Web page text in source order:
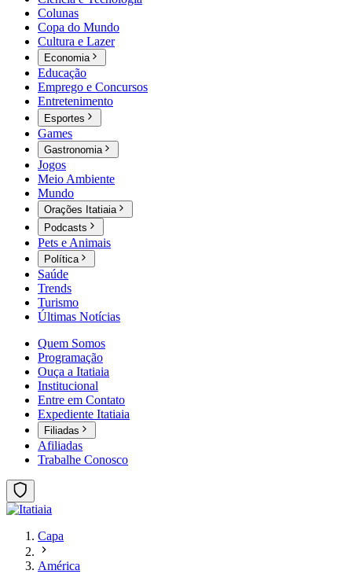
Colunas
Copa do Mundo
Cultura e Lazer
Economia
Educação
Emprego e Concursos
Entretenimento
Esportes
Games
Gastronomia
Jogos
Meio Ambiente
Mundo
Orações Itatiaia
Podcasts
Pets e Animais
Política
Saúde
Trends
Turismo
Últimas Notícias
Quem Somos
Programação
Ouça a Itatiaia
Institucional
Entre em Contato
Expediente Itatiaia
Filiadas
Afiliadas
Trabalhe Conosco
Capa
América